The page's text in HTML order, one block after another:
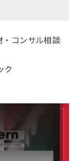
・コンサル相談
ク